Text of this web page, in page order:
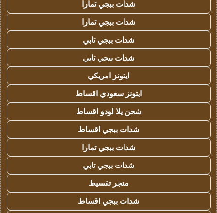
شدات ببجي تمارا
شدات ببجي تمارا
شدات ببجي تابي
شدات ببجي تابي
ايتونز امريكي
ايتونز سعودي اقساط
شحن يلا لودو اقساط
شدات ببجي اقساط
شدات ببجي تمارا
شدات ببجي تابي
متجر تقسيط
شدات ببجي اقساط